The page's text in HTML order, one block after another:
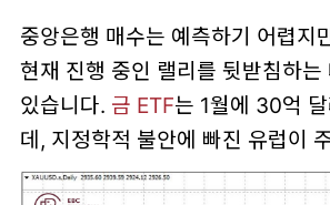
중앙은행 매수는 예측하기 어렵지
현재 진행 중인 랠리를 뒷받침하는
있습니다. 금 ETF는 1월에 30억
데, 지정학적 불안에 빠진 유럽이